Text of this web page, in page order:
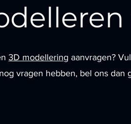
3D modellering aanvragen?
vragen hebben, bel ons dan